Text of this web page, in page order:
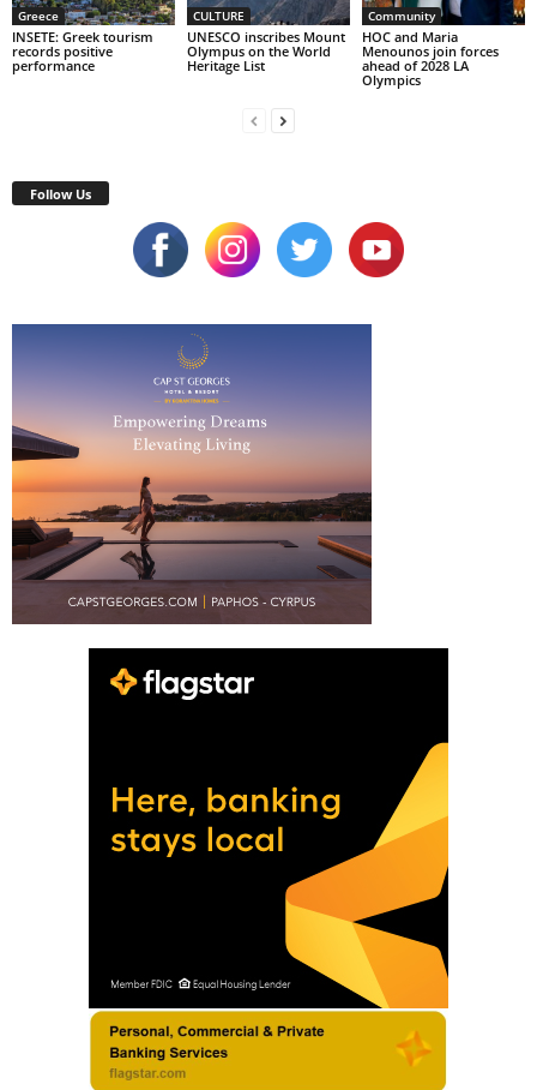
Greece
INSETE: Greek tourism
records positive
performance
CULTURE
UNESCO inscribes Mount
Olympus on the World
Heritage List
Community
HOC and Maria
Menounos join forces
ahead of 2028 LA
Olympics
Follow Us